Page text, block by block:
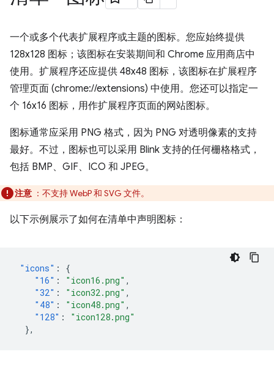
一个或多个代表扩展程序或主题的图标。您应始终提供
128x128 图标；该图标在安装期间和 Chrome 应用商店中
使用。扩展程序还应提供 48x48 图标，该图标在扩展程序
管理页面 (chrome://extensions) 中使用。您还可以指定一
个 16x16 图标，用作扩展程序页面的网站图标。
图标通常应采用 PNG 格式，因为 PNG 对透明像素的支持
最好。不过，图标也可以采用 Blink 支持的任何栅格格式，
包括 BMP、GIF、ICO 和 JPEG。
注意 ：不支持 WebP 和 SVG 文件。
以下示例展示了如何在清单中声明图标：
"icons" :
{
"16" : "icon16.png" ,
"32" : "icon32.png" ,
"48" : "icon48.png" ,
"128" :
"icon128.png"
},